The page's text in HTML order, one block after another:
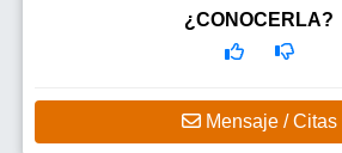
¿CONOCERLA?
Mensaje / Citas